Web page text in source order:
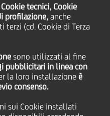
Cookie tecnici, Cookie
profilazione, anche
(cd. Cookie di Terza
sono utilizzati al fine
pubblicitari in linea con
la loro installazione è
consenso.
sui Cookie installati